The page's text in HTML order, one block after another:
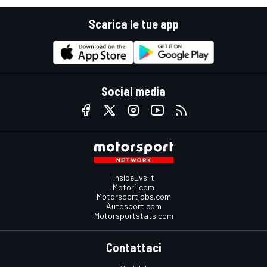
Scarica le tue app
Social media
InsideEvs.it
Motor1.com
Motorsportjobs.com
Autosport.com
Motorsportstats.com
Contattaci